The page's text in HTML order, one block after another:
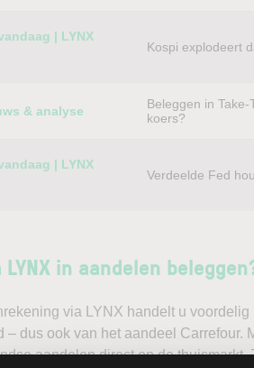
| LYNX
Kospi explodeert
& analyse
Beleggen in
koers?
| LYNX
Verdeelde Fed
in aandelen
via LYNX handelt u
– dus ook van het aandeel Carrefour.
aandelen direct op de